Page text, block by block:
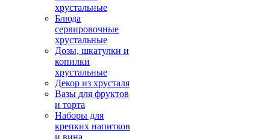
хрустальные
Блюда
сервировочные
хрустальные
Дозы, шкатулки и
копилки
хрустальные
Декор из хрусталя
Вазы для фруктов
и торта
Наборы для
крепких напитков
и вина